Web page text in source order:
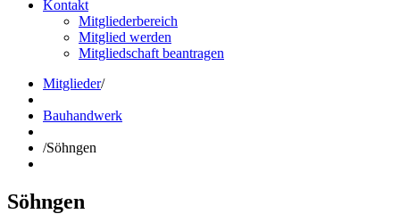
Kontakt
Mitgliederbereich
Mitglied werden
Mitgliedschaft beantragen
Mitglieder/
Bauhandwerk
/Söhngen
Söhngen